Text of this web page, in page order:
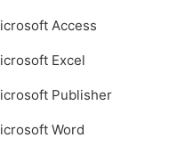
Access
Excel
Publisher
Word